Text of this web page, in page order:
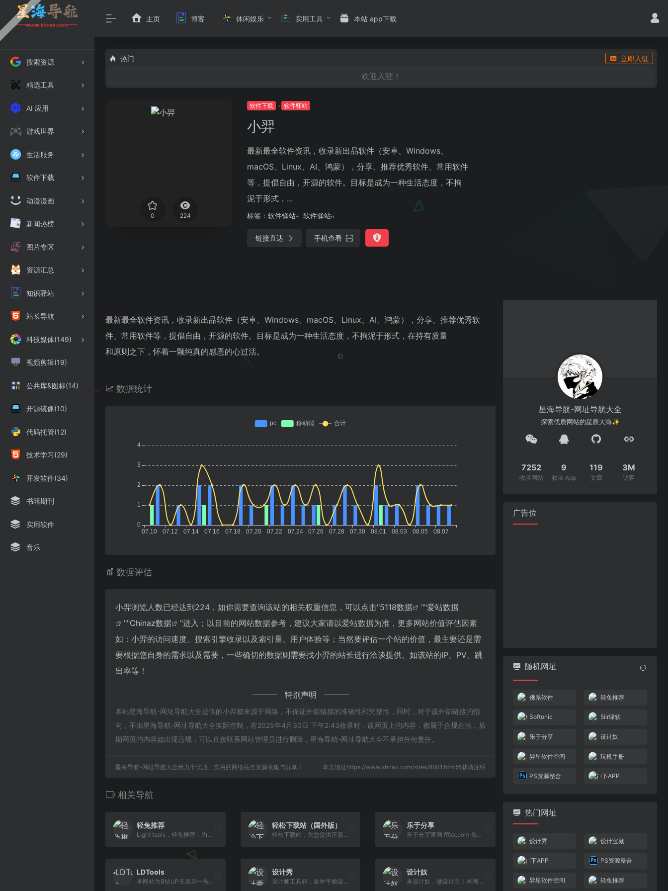
搜索资源
精选工具
AI 应用
游戏世界
生活服务
软件下载
动漫漫画
新闻热榜
图片专区
资源汇总
知识驿站
站长导航
科技媒体(149)
视频剪辑(19)
公共库&图标(14)
开源镜像(10)
代码托管(12)
技术学习(29)
开发软件(34)
书籍期刊
实用软件
音乐
主页 博客 休闲娱乐 实用工具 本站 app下载
热门 立即入驻
欢迎入驻！
0 224
软件下载 软件驿站
小羿
最新最全软件资讯，收录新出品软件（安卓、Windows、
macOS、Linux、AI、鸿蒙），分享、推荐优秀软件、常用软件
等，提倡自由，开源的软件。目标是成为一种生活态度，不拘
泥于形式，...
标签： 软件驿站 软件驿站
链接直达 手机查看
最新最全软件资讯，收录新出品软件（安卓、Windows、macOS、Linux、AI、鸿蒙），分享、推荐优秀软
件、常用软件等，提倡自由，开源的软件。目标是成为一种生活态度，不拘泥于形式，在持有质量
和原则之下，怀着一颗纯真的感恩的心过活。
数据统计
数据评估
小羿浏览人数已经达到224，如你需要查询该站的相关权重信息，可以点击"5118数据 ""爱站数据
""Chinaz数据
"进入；以目前的网站数据参考，建议大家请以爱站数据为准，更多网站价值评估因素
如：小羿的访问速度、搜索引擎收录以及索引量、用户体验等；当然要评估一个站的价值，最主要还是需
要根据您自身的需求以及需要，一些确切的数据则需要找小羿的站长进行洽谈提供。如该站的IP、PV、跳
出率等！
特别声明
本站星海导航-网址导航大全提供的小羿都来源于网络，不保证外部链接的准确性和完整性，同时，对于该外部链接的指
向，不由星海导航-网址导航大全实际控制，在2025年4月30日 下午2:43收录时，该网页上的内容，都属于合规合法，后
期网页的内容如出现违规，可以直接联系网站管理员进行删除，星海导航-网址导航大全不承担任何责任。
星海导航-网址导航大全致力于优质、实用的网络站点资源收集与分享！ 本文地址https://www.xhnav.com/sites/8801.html转载请注明
相关导航
轻兔推荐
Light tools，轻兔推荐，为你推荐好用的软件或服务
轻松下载站（国外版）
轻松下载站，为您提供正版国外APP下载链接，请放心安装！还有注册、使用教程以及官网入口。
乐于分享
乐于分享官网 fffxx.com 免费资源分享网站。
LDTools
本网站为B站UP主老弟一号的个人网站，用于提供装机工具索引文件下载与一些跳转服务
设计秀
设计师工具箱，各种平面设计,视频剪辑等软件插件，素材整合
设计奴
来设计奴，做设计主！本网站致力于为广大设计师、影楼图像工作者、在校学生等设计从业者提供丰富、纯净、安全、完整的设计素材分享与下载。
星海导航-网址导航大全
探索优质网站的星辰大海✨
7252
收录网站
9
收录 App
119
文章
3M
访客
广告位
随机网址
佛系软件 轻兔推荐
Softonic 5ilr绿软
乐于分享 设计奴
异星软件空间 玩机手册
PS资源整合 i下APP
热门网址
设计秀 设计宝藏
i下APP PS资源整合
异星软件空间 轻兔推荐